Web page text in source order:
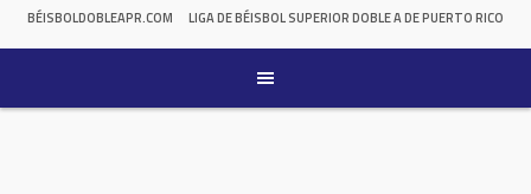
BÉISBOLDOBLEAPR.COM LIGA DE BÉISBOL SUPERIOR DOBLE A DE PUERTO RICO